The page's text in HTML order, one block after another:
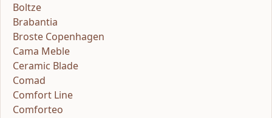
Boltze
Brabantia
Broste Copenhagen
Cama Meble
Ceramic Blade
Comad
Comfort Line
Comforteo